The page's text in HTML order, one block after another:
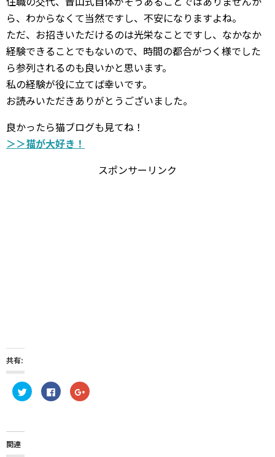
ら、わからなくて当然ですし、不安になりますよね。
ただ、お招きいただけるのは光栄なことですし、なかなか
経験できることでもないので、時間の都合がつく様でした
ら参列されるのも良いかと思います。
私の経験が役に立てば幸いです。
お読みいただきありがとうございました。
良かったら猫ブログも見てね！
＞＞猫が大好き！
スポンサーリンク
共有:
ク
リ
F
a
ク
リ
関連